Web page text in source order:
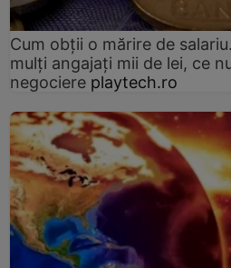
Cum obții o mărire de
mulți angajați mii de lei, ce
negociere playtech.ro